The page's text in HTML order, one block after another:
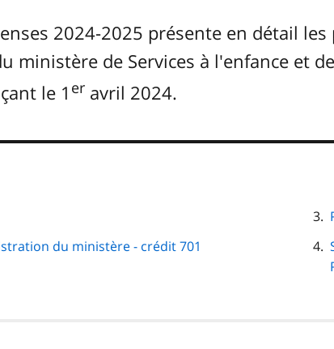
2024-2025 présente en détail
ministère de Services à l'enfance et
le 1 er avril 2024.
du ministère - crédit 701